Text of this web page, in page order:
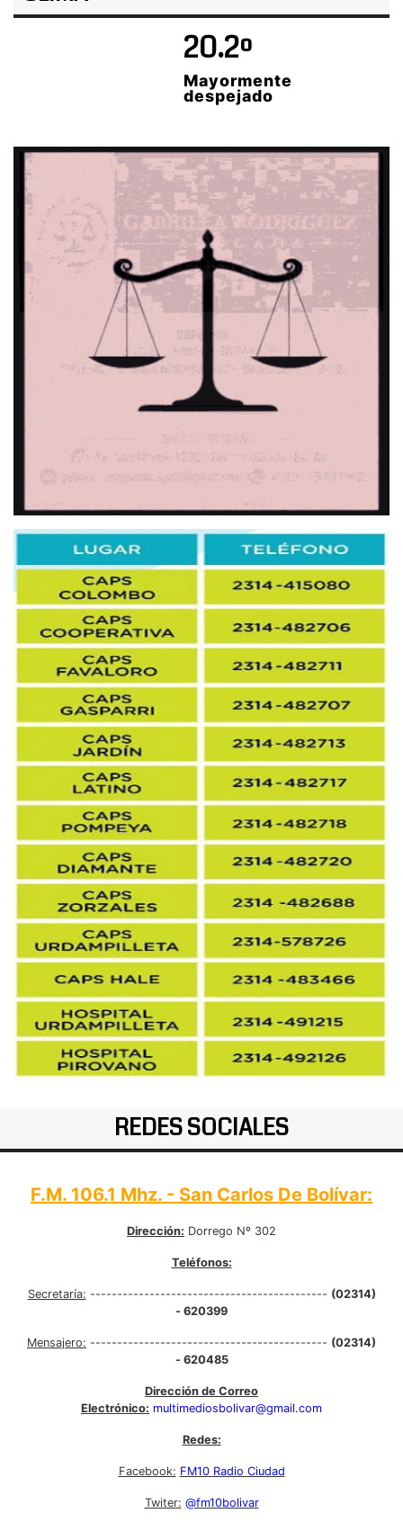
20.2º
Mayormente
despejado
REDES SOCIALES
F.M. 106.1 Mhz. - San Carlos De Bolívar:
Dirección: Dorrego Nº 302
Teléfonos:
Secretaría: -------------------------------------------- (02314)
- 620399
Mensajero: -------------------------------------------- (02314)
- 620485
Dirección de Correo
Electrónico: multimediosbolivar@gmail.com
Redes:
Facebook: FM10 Radio Ciudad
Twiter: @fm10bolivar